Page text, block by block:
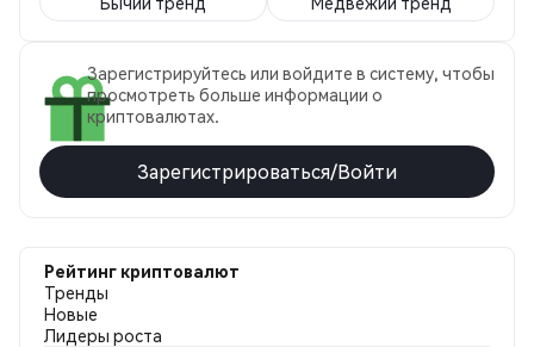
Зарегистрируйтесь или войдите в систему, чтобы
просмотреть больше информации о
криптовалютах.
Зарегистрироваться/Войти
Рейтинг криптовалют
Тренды
Новые
Лидеры роста